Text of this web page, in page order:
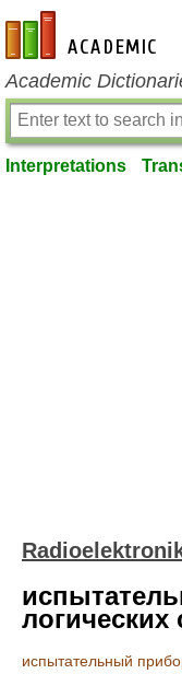
en-academic.com
Academic
Interpretations
логических
испытательный